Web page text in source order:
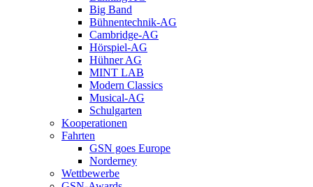
Big Band
Bühnentechnik-AG
Cambridge-AG
Hörspiel-AG
Hühner AG
MINT LAB
Modern Classics
Musical-AG
Schulgarten
Kooperationen
Fahrten
GSN goes Europe
Norderney
Wettbewerbe